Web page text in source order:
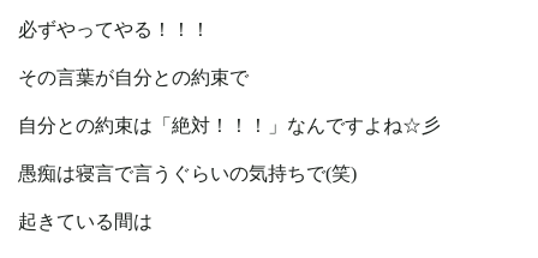
必ずやってやる！！！
その言葉が自分との約束で
自分との約束は「絶対！！！」なんですよね☆彡
愚痴は寝言で言うぐらいの気持ちで(笑)
起きている間は